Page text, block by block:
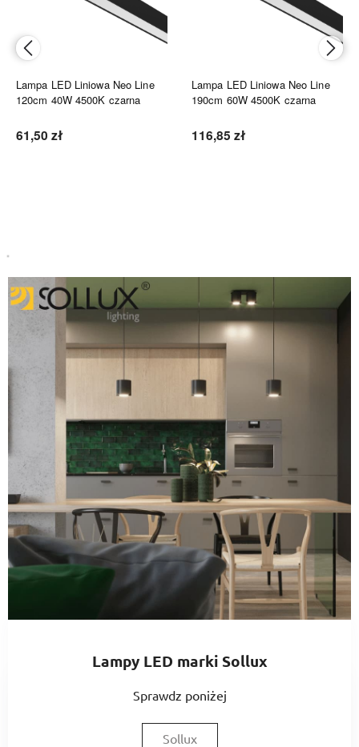
Lampa LED Liniowa Neo Line
120cm 40W 4500K czarna
61,50 zł
Lampa LED Liniowa Neo Line
190cm 60W 4500K czarna
116,85 zł
Lampy LED marki Sollux
Sprawdz poniżej
Sollux